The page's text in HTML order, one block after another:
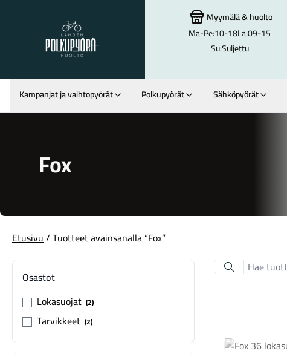
Lahden Polkupyörähuolto - etusivulle
Myymälä&huolto
Ma-Pe:10-18La:09-15
Su:Suljettu
Hakutulokset
Kampanjat ja vaihtopyörät Polkupyörät Sähköpyörät
Fox
Etusivu/ Tuotteet avainsanalla “Fox”
Osastot
Lokasuojat 2
Tarvikkeet 2